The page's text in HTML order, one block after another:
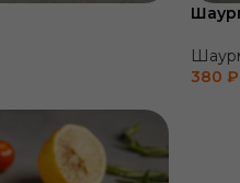
380 ₽